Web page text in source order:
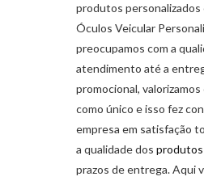
produtos personalizados
Óculos Veicular
preocupamos com a
atendimento até a
promocional,
como único e isso fez
empresa em satisfação
a qualidade dos produtos
prazos de entrega. Aqui